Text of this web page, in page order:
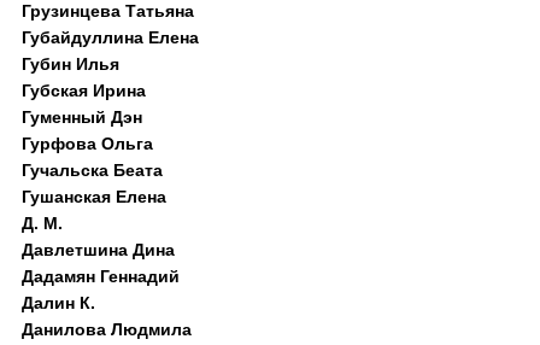
Грузинцева Татьяна
Губайдуллина Елена
Губин Илья
Губская Ирина
Гуменный Дэн
Гурфова Ольга
Гучальска Беата
Гушанская Елена
Д. M.
Давлетшина Дина
Дадамян Геннадий
Далин К.
Данилова Людмила